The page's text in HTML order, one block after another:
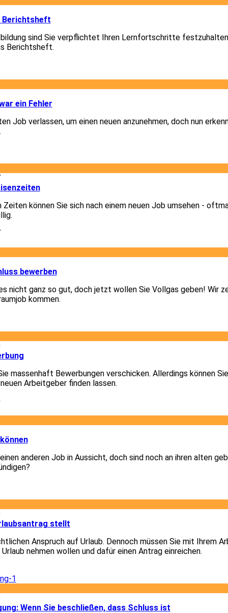
Berichtsheft
sind Sie verpflichtet Ihren Lernfortschritte
Berichtsheft.
ein Fehler
Job verlassen, um einen neuen anzunehmen, doch nun
Zeiten können Sie sich nach einem neuen Job umsehen -
bewerben
nicht ganz so gut, doch jetzt wollen Sie Vollgas geben! Wir
kommen.
massenhaft Bewerbungen verschicken. Allerdings können
Arbeitgeber finden lassen.
anderen Job in Aussicht, doch sind noch an ihren alten
stellt
Anspruch auf Urlaub. Dennoch müssen Sie mit Ihrem
nehmen wollen und dafür einen Antrag einreichen.
Wenn Sie beschließen, dass Schluss ist